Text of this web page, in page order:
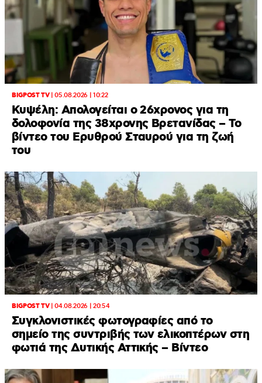
BIGPOST TV|05.08.2026 | 10:22
Κυψέλη: Απολογείται ο 26χρονος για τη
δολοφονία της 38χρονης Βρετανίδας – Το
βίντεο του Ερυθρού Σταυρού για τη ζωή
του
BIGPOST TV|04.08.2026 | 20:54
Συγκλονιστικές φωτογραφίες από το
σημείο της συντριβής των ελικοπτέρων στη
φωτιά της Δυτικής Αττικής – Βίντεο